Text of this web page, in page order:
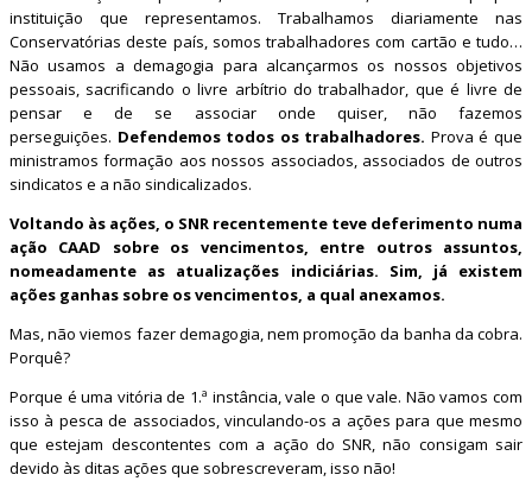
instituição que representamos. Trabalhamos diariamente nas
Conservatórias deste país, somos trabalhadores com cartão e tudo…
Não usamos a demagogia para alcançarmos os nossos objetivos
pessoais, sacrificando o livre arbítrio do trabalhador, que é livre de
pensar e de se associar onde quiser, não fazemos
perseguições. Defendemos todos os trabalhadores. Prova é que
ministramos formação aos nossos associados, associados de outros
sindicatos e a não sindicalizados.
Voltando às ações, o SNR recentemente teve deferimento numa
ação CAAD sobre os vencimentos, entre outros assuntos,
nomeadamente as atualizações indiciárias. Sim, já existem
ações ganhas sobre os vencimentos, a qual anexamos.
Mas, não viemos fazer demagogia, nem promoção da banha da cobra.
Porquê?
Porque é uma vitória de 1.ª instância, vale o que vale. Não vamos com
isso à pesca de associados, vinculando-os a ações para que mesmo
que estejam descontentes com a ação do SNR, não consigam sair
devido às ditas ações que sobrescreveram, isso não!